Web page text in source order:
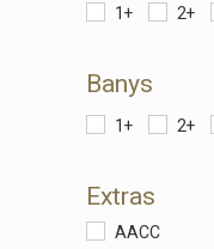
1+ 2+
Banys
1+ 2+
Extras
AACC